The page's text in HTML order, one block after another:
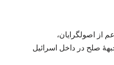
از اصولگرایان،
صلح در داخل اسرائیل